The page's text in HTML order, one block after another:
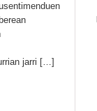
jarri […]